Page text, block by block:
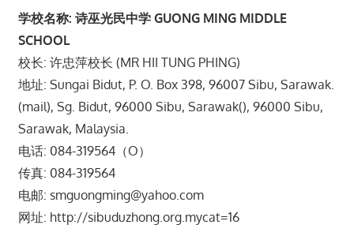
学校名称: 诗巫光民中学 GUONG MING MIDDLE
SCHOOL
校长: 许忠萍校长 (MR HII TUNG PHING)
地址: Sungai Bidut, P. O. Box 398, 96007 Sibu, Sarawak.
(mail), Sg. Bidut, 96000 Sibu, Sarawak(), 96000 Sibu,
Sarawak, Malaysia.
电话: 084-319564（O）
传真: 084-319564
电邮: smguongming@yahoo.com
网址: http://sibuduzhong.org.mycat=16